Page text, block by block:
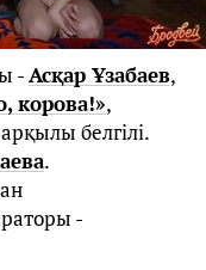
-Асқар Ұзабаев,
корова!»,
белгілі.
.
-